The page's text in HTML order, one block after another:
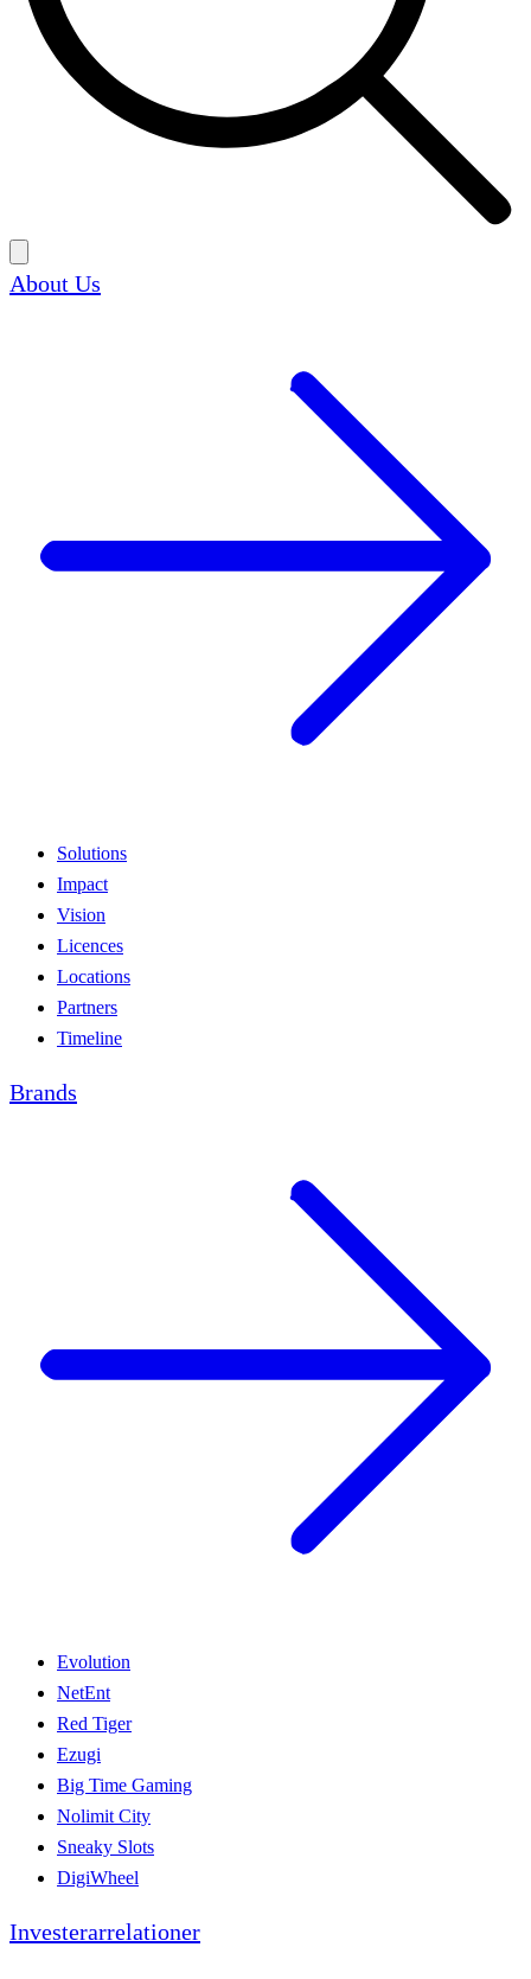
About Us
Solutions
Impact
Vision
Licences
Locations
Partners
Timeline
Brands
Evolution
NetEnt
Red Tiger
Ezugi
Big Time Gaming
Nolimit City
Sneaky Slots
DigiWheel
Investerarrelationer